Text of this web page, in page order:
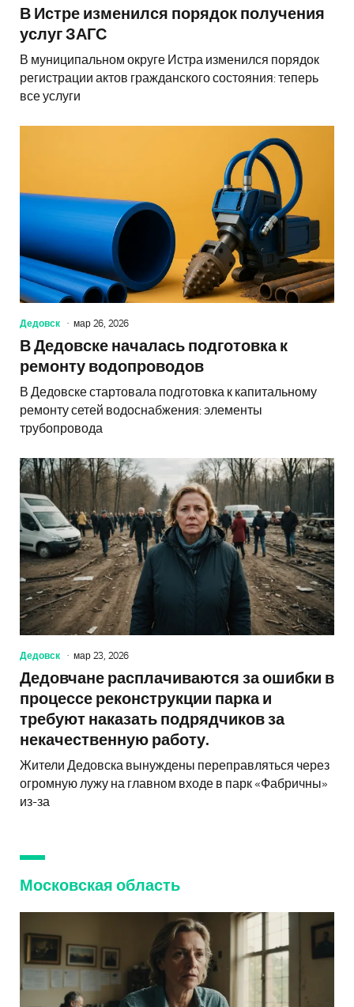
В Истре изменился порядок получения
услуг ЗАГС
В муниципальном округе Истра изменился порядок
регистрации актов гражданского состояния: теперь
все услуги
Дедовск мар 26, 2026
В Дедовске началась подготовка к
ремонту водопроводов
В Дедовске стартовала подготовка к капитальному
ремонту сетей водоснабжения: элементы
трубопровода
Дедовск мар 23, 2026
Дедовчане расплачиваются за ошибки в
процессе реконструкции парка и
требуют наказать подрядчиков за
некачественную работу.
Жители Дедовска вынуждены переправляться через
огромную лужу на главном входе в парк «Фабричны»
из-за
Московская область